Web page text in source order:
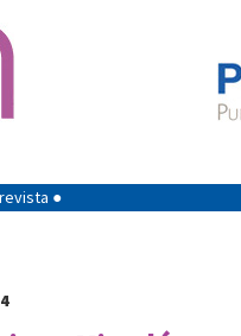
●